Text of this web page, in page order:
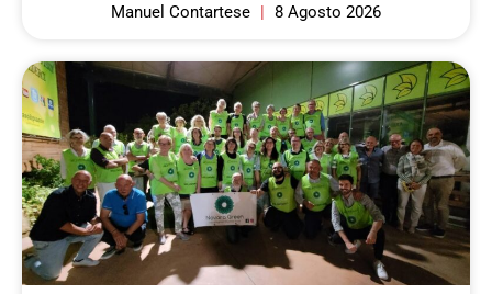
Manuel Contartese 8 Agosto 2026